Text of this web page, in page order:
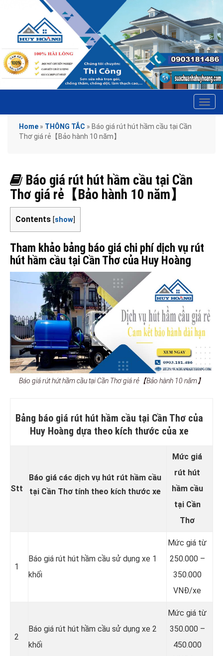
Home » THÔNG TẮC » Báo giá rút hút hầm cầu tại Cần
Thơ giá rẻ【Bảo hành 10 năm】
Báo giá rút hút hầm cầu tại Cần
Thơ giá rẻ【Bảo hành 10 năm】
Contents [show]
Tham khảo bảng báo giá chi phí dịch vụ rút
hút hầm cầu tại Cần Thơ của Huy Hoàng
Báo giá rút hút hầm cầu tại Cần Thơ giá rẻ【Bảo hành 10 năm】
Bảng báo giá rút hút hầm cầu tại Cần Thơ của
Huy Hoàng dựa theo kích thước của xe
Stt
Báo giá các dịch vụ hút rút hầm cầu
tại Cần Thơ tính theo kích thước xe
Mức giá
rút hút
hầm cầu
tại Cần
Thơ
1
Báo giá rút hút hầm cầu sử dụng xe 1
khối
Mức giá từ
250.000 –
350.000
VNĐ/xe
2
Báo giá rút hút hầm cầu sử dụng xe 2
khối
Mức giá từ
350.000 –
450.000